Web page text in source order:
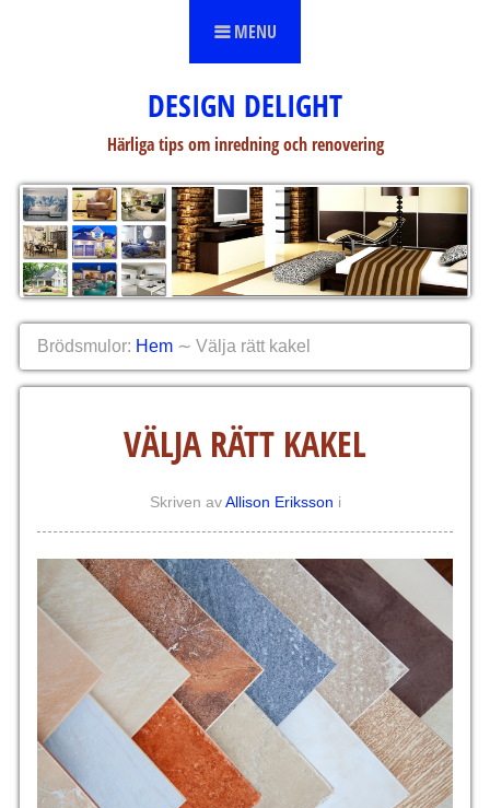
MENU
DESIGN DELIGHT
Härliga tips om inredning och renovering
Brödsmulor: Hem ∼ Välja rätt kakel
VÄLJA RÄTT KAKEL
Skriven avAllison Eriksson i